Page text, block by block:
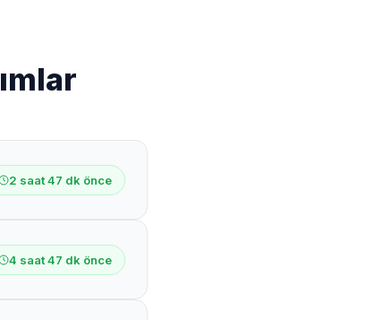
2 saat 47 dk önce
4 saat 47 dk önce